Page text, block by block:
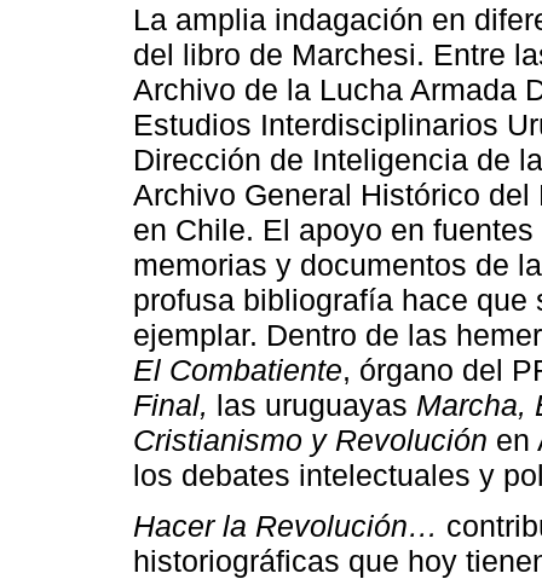
La amplia indagación en
del libro de Marchesi. Entre
Archivo de la Lucha Armada
Estudios Interdisciplinarios
Dirección de Inteligencia de
Archivo General Histórico
en Chile. El apoyo en
memorias y documentos de
profusa bibliografía hace
ejemplar. Dentro de las
El Combatiente, órgano del
Final, las uruguayas Marcha,
Cristianismo y Revolución en
los debates intelectuales y
Hacer la Revolución…
historiográficas que hoy